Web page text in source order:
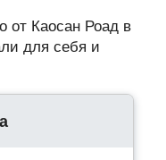
от Каосан Роад в
для себя и